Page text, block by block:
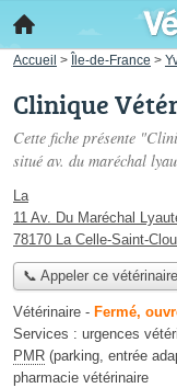
Accueil > Île-de-France >
Clinique
Cette fiche présente
situé av. du maréchal
La
11 Av. Du Maréchal
78170 La Celle-Saint-
📞 Appeler ce vétérinaire
Vétérinaire - Fermé,
Services : urgences
PMR (parking, entrée
pharmacie vétérinaire